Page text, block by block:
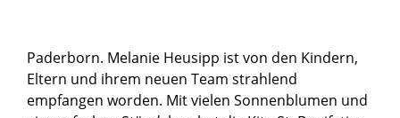
Paderborn. Melanie Heusipp ist von den Kindern,
Eltern und ihrem neuen Team strahlend
empfangen worden. Mit vielen Sonnenblumen und